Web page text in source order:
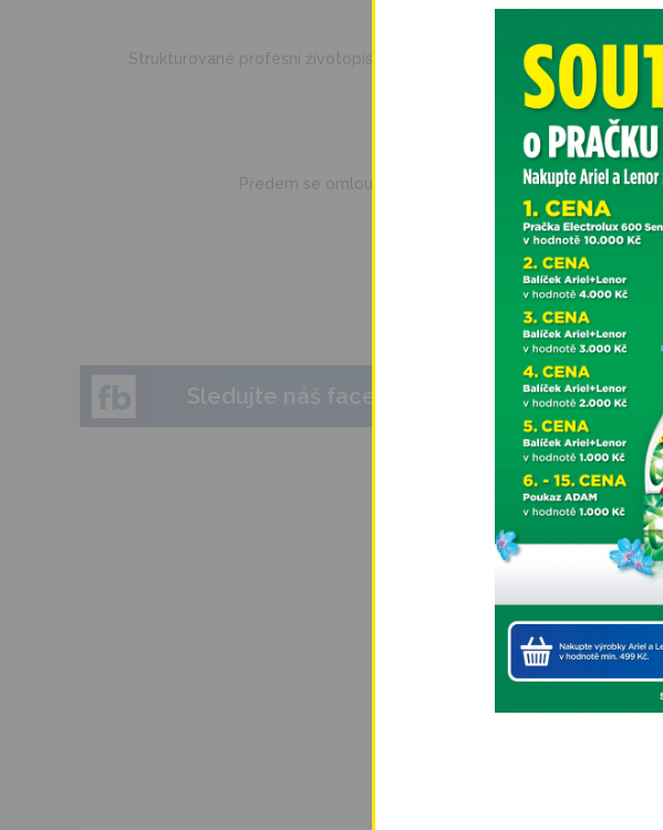
Nástup možný
Strukturované profesní životopisy nejlépe i s fotografií zasílejte e-
Kontakt na telefonu Po–Pá
První pohovor je vždy na sídle
Předem se omlouváme, ale z kapacitních důvodů
Sledujte náš facebook
Kliknutím
map